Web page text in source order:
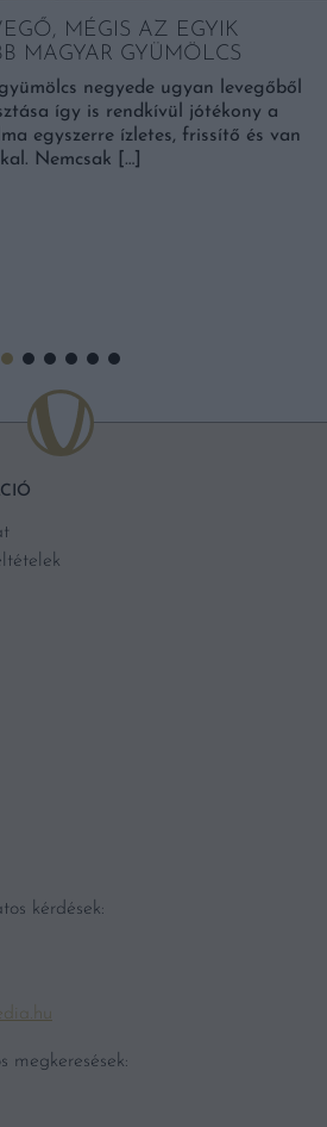
MÉGIS AZ EGYIK
MAGYAR GYÜMÖLCS
negyede ugyan levegőből
így is rendkívül jótékony a
egyszerre ízletes, frissítő és van
Nemcsak […]
kérdések:
megkeresések: